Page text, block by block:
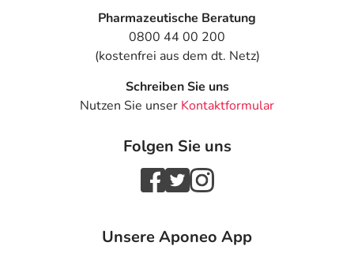
Pharmazeutische Beratung
0800 44 00 200
(kostenfrei aus dem dt. Netz)
Schreiben Sie uns
Nutzen Sie unser Kontaktformular
Folgen Sie uns
Unsere Aponeo App